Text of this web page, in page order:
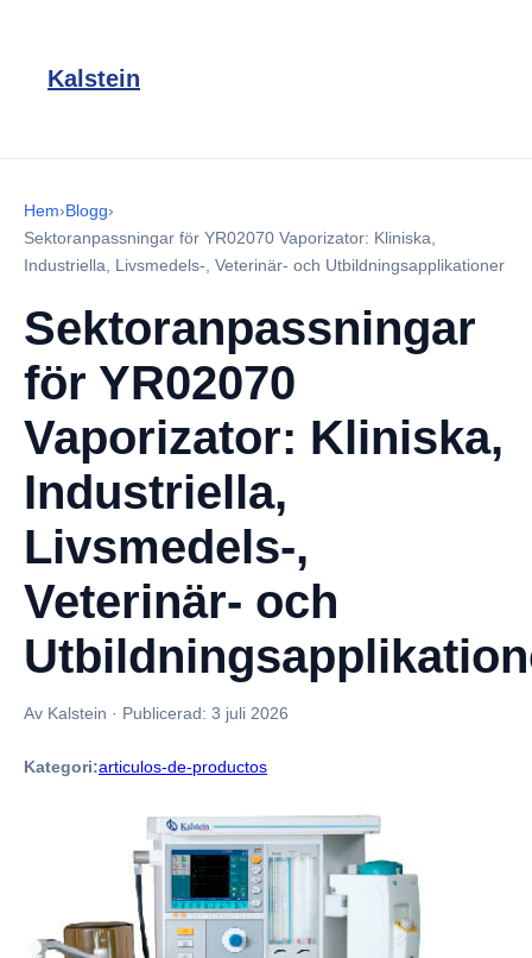
Kalstein
Hem›Blogg›
Sektoranpassningar för YR02070 Vaporizator: Kliniska,
Industriella, Livsmedels-, Veterinär- och Utbildningsapplikationer
Sektoranpassningar
för YR02070
Vaporizator: Kliniska,
Industriella,
Livsmedels-,
Veterinär- och
Av Kalstein · Publicerad: 3 juli 2026
Kategori:articulos-de-productos